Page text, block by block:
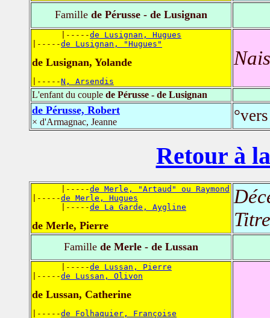
Famille de Pérusse - de Lusignan
      |-----
de Lusignan, Hugues
|-----de Lusignan, "Hugues"
de Lusignan, Yolande
|-----N, Arsendis
L'enfant du couple de Pérusse - de Lusignan
de Pérusse, Robert
× d'Armagnac, Jeanne
Retour à
      |-----
de Merle, "Artaud" ou Raymond
|-----de Merle, Hugues
      |-----
de La Garde, Aygline
de Merle, Pierre
Famille de Merle - de Lussan
      |-----
de Lussan, Pierre
|-----de Lussan, Olivon
de Lussan, Catherine
|-----de Folhaquier, Françoise